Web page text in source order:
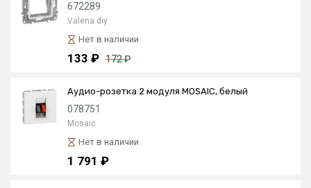
672289
Valena diy
Нет в наличии
133 ₽ 172 ₽
Аудио-розетка 2 модуля MOSAIC, белый
078751
Mosaic
Нет в наличии
1 791 ₽